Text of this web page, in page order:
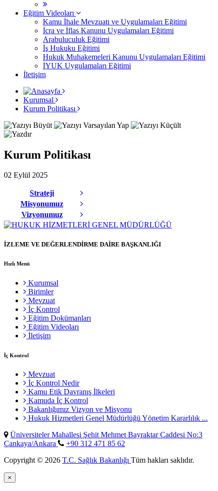
Eğitim Videoları
Kamu İhale Mevzuatı ve Uygulamaları Eğitimi
İcra ve İflas Kanunu Uygulamaları Eğitimi
Arabuluculuk Eğitimi
İş Hukuku Eğitimi
Hukuk Muhakemeleri Kanunu Uygulamaları Eğitimi
İYUK Uygulamaları Eğitimi
İletişim
Kurumsal
Kurum Politikası
Kurum Politikası
02 Eylül 2025
Strateji
Misyonumuz
Vizyonumuz
İZLEME VE DEĞERLENDİRME DAİRE BAŞKANLIĞI
Hızlı Menü
Kurumsal
Birimler
Mevzuat
İç Kontrol
Eğitim Dokümanları
Eğitim Videoları
İletişim
İç Kontrol
Mevzuat
İç Kontrol Nedir
Kamu Etik Davranış İlkeleri
Kamuda İç Kontrol
Bakanlığımız Vizyon ve Misyonu
Hukuk Hizmetleri Genel Müdürlüğü Yönetim Kararlılık ...
Üniversiteler Mahallesi Şehit Mehmet Bayraktar Caddesi No:3
Çankaya/Ankara
+90 312 471 85 62
Copyright © 2026 T.C. Sağlık Bakanlığı Tüm hakları saklıdır.
×